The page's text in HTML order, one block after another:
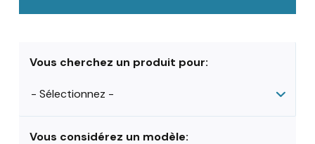
Vous cherchez un produit pour:
Vous considérez un modèle: